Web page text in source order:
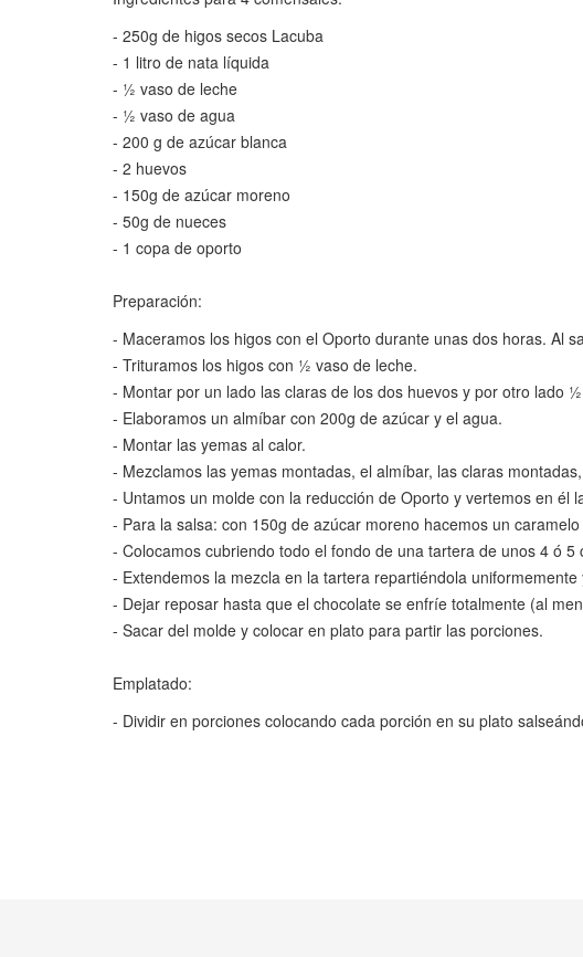
- 250g de higos secos Lacuba
- 1 litro de nata líquida
- ½ vaso de leche
- ½ vaso de agua
- 200 g de azúcar blanca
- 2 huevos
- 150g de azúcar moreno
- 50g de nueces
- 1 copa de oporto
Preparación:
- Maceramos los higos con el Oporto durante unas dos horas. Al
- Trituramos los higos con ½ vaso de leche.
- Montar por un lado las claras de los dos huevos y por otro lado
- Elaboramos un almíbar con 200g de azúcar y el agua.
- Montar las yemas al calor.
- Mezclamos las yemas montadas, el almíbar, las claras
- Untamos un molde con la reducción de Oporto y vertemos en
- Para la salsa: con 150g de azúcar moreno hacemos un
- Colocamos cubriendo todo el fondo de una tartera de unos 4 ó
- Extendemos la mezcla en la tartera repartiéndola
- Dejar reposar hasta que el chocolate se enfríe totalmente (al
- Sacar del molde y colocar en plato para partir las porciones.
Emplatado:
- Dividir en porciones colocando cada porción en su plato